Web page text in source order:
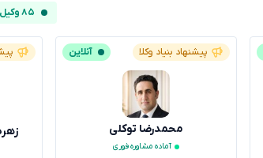
۸۵ وکیل آنلاین
پیشنهاد بنیاد وکلا آنلاین
محمدرضا توکلی
آماده مشاوره فوری